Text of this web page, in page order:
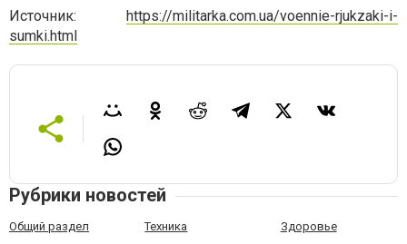
Источник: https://militarka.com.ua/voennie-rjukzaki-i-
sumki.html
Рубрики новостей
Общий раздел Техника Здоровье